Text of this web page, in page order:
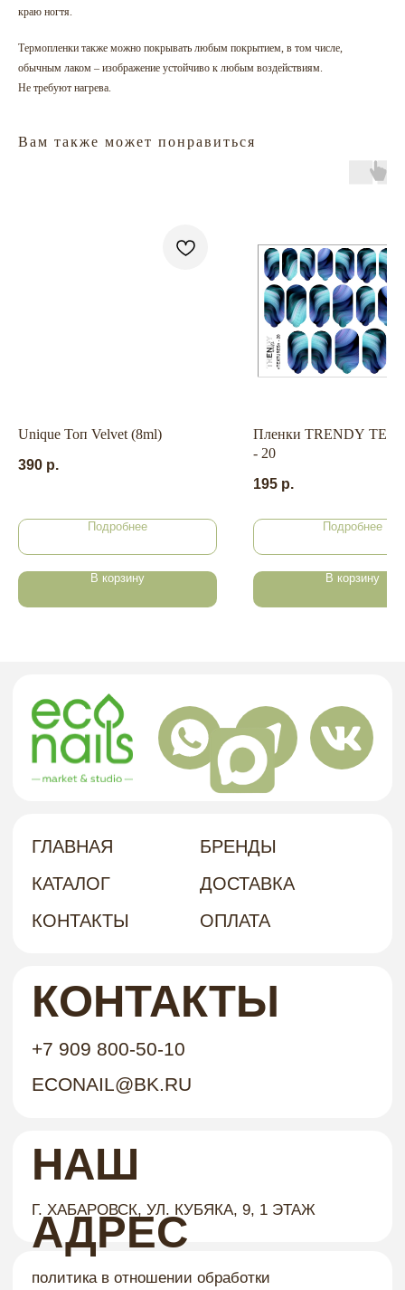
краю ногтя.
Термопленки также можно покрывать любым покрытием, в том числе,
обычным лаком – изображение устойчиво к любым воздействиям.
Не требуют нагрева.
Вам также может понравиться
Unique Топ Velvet (8ml)
390 р.
Подробнее
В корзину
Пленки TRENDY
- 20
195 р.
Подробнее
В корзину
АДРЕС
политика в отношении обработки